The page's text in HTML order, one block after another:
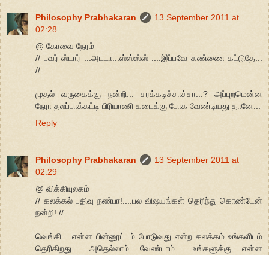
Philosophy Prabhakaran
13 September 2011 at
02:28
@ கோவை நேரம்
// பவர் ஸ்டார் ...அடடா...ஸ்ஸ்ஸ்ஸ் ....இப்பவே கண்ணை கட்டுதே...
//
முதல் வருகைக்கு நன்றி... சரக்கடிச்சாச்சா...? அப்புறமென்ன
நேரா தலப்பாக்கட்டி பிரியாணி கடைக்கு போக வேண்டியது தானே...
Reply
Philosophy Prabhakaran
13 September 2011 at
02:29
@ விக்கியுலகம்
// கலக்கல் பதிவு நண்பா!....பல விஷயங்கள் தெரிந்து கொண்டேன்
நன்றி! //
வெங்கி... என்ன பின்னூட்டம் போடுவது என்ற கலக்கம் உங்களிடம்
தெரிகிறது... அதெல்லாம் வேண்டாம்... உங்களுக்கு என்ன